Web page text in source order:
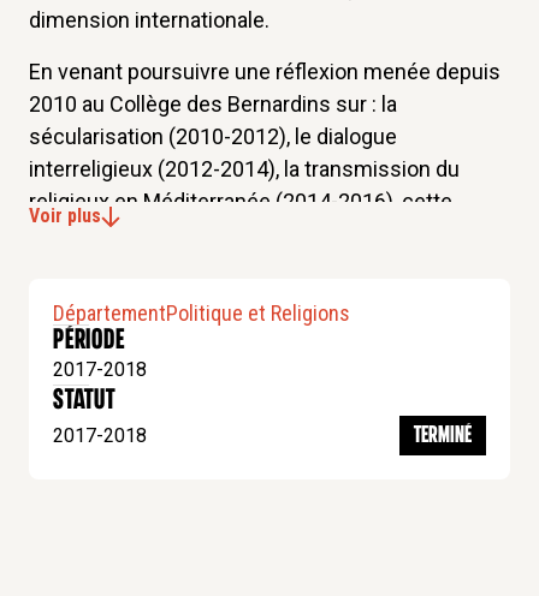
dimension internationale.
En venant poursuivre une réflexion menée depuis
2010 au Collège des Bernardins sur : la
sécularisation (2010-2012), le dialogue
interreligieux (2012-2014), la transmission du
religieux en Méditerranée (2014-2016), cette
nouvelle recherche permettra :
conscience, la liberté de religion et de
conviction.
Une réflexion juridique sur les rapports entre
droit divin et droit séculier dans les
considérations sur la liberté individuelle.
Voir plus
DépartementPolitique et Religions
Période
2017-2018
statut
2017-2018 TERMINÉ